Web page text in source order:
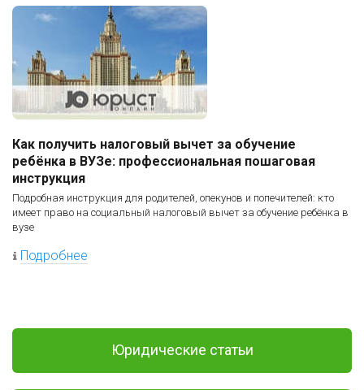
Как получить налоговый вычет за обучение
ребёнка в ВУЗе: профессиональная пошаговая
инструкция
Подробная инструкция для родителей, опекунов и попечителей: кто
имеет право на социальный налоговый вычет за обучение ребёнка в
вузе
Подробнее
Юридические статьи